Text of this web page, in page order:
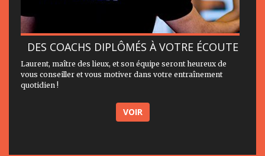
DES COACHS DIPLÔMÉS À VOTRE ÉCOUTE
Laurent, maître des lieux, et son équipe seront heureux de
vous conseiller et vous motiver dans votre entraînement
quotidien !
VOIR